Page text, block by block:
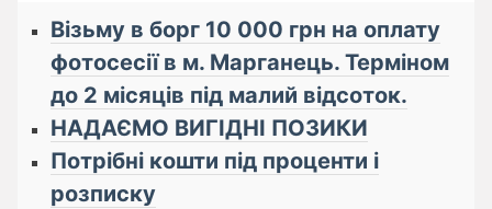
Візьму в борг 10 000 грн на оплату
фотосесії в м. Марганець. Терміном
до 2 місяців під малий відсоток.
НАДАЄМО ВИГІДНІ ПОЗИКИ
Потрібні кошти під проценти і
розписку